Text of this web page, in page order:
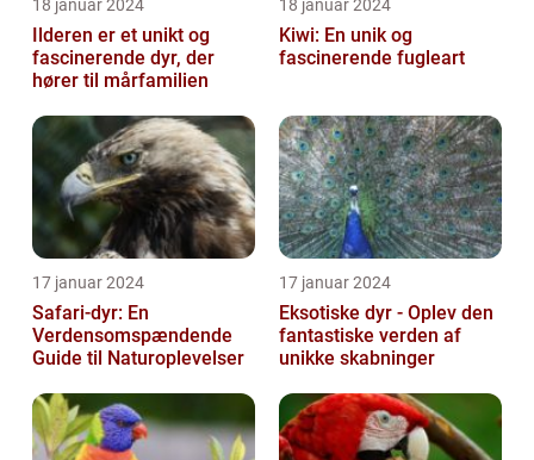
18 januar 2024
Ilderen er et unikt og
fascinerende dyr, der
hører til mårfamilien
18 januar 2024
Kiwi: En unik og
fascinerende fugleart
17 januar 2024
Safari-dyr: En
Verdensomspændende
Guide til Naturoplevelser
17 januar 2024
Eksotiske dyr - Oplev den
fantastiske verden af
unikke skabninger